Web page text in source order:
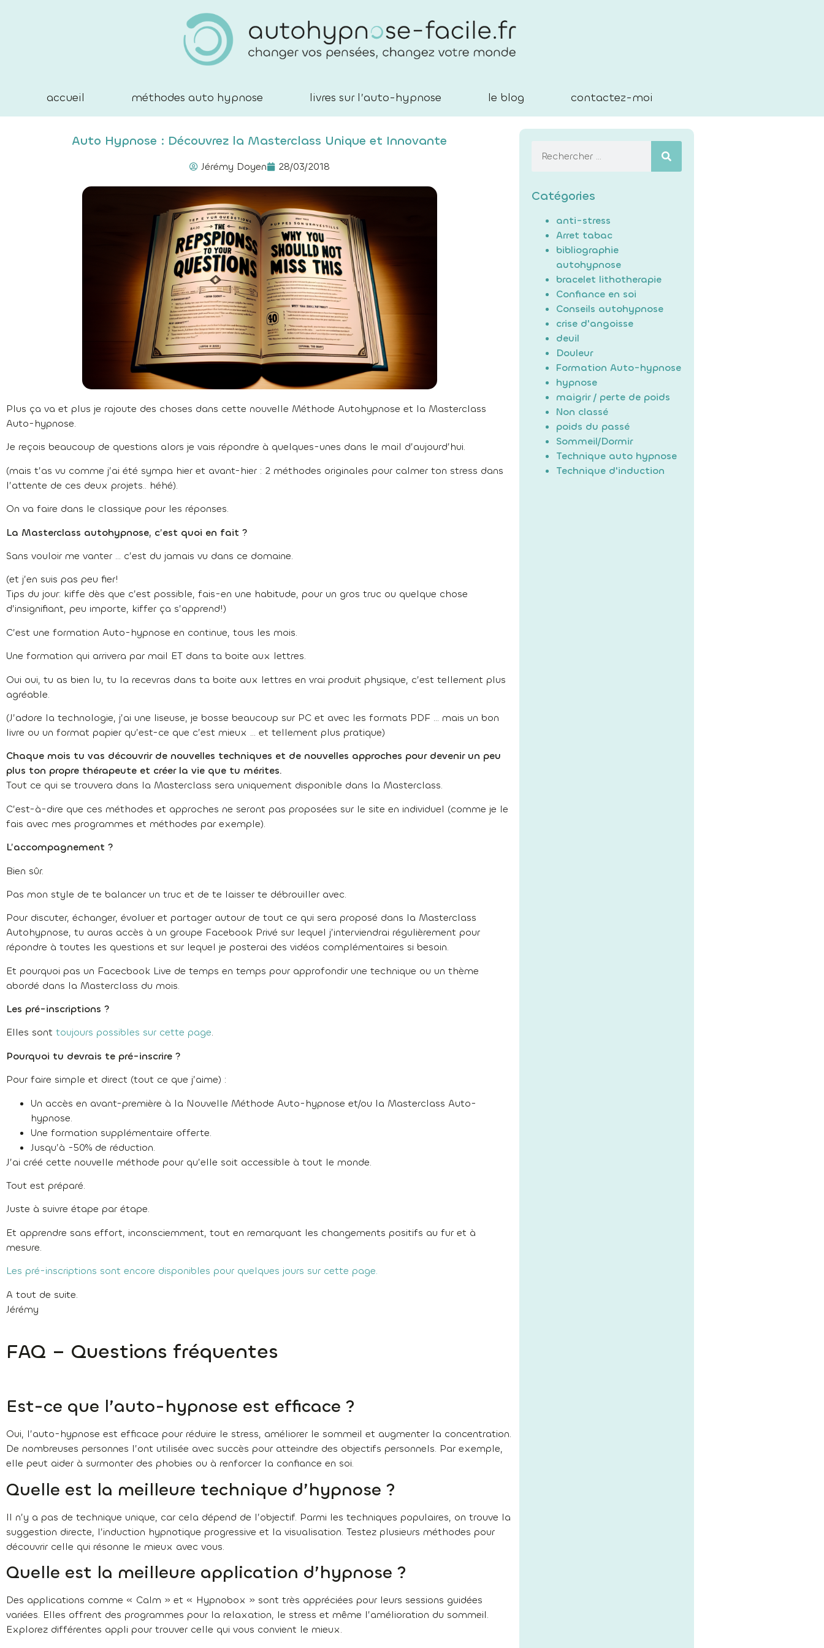
accueil méthodes auto hypnose livres sur l’auto-hypnose le blog contactez-moi
Auto Hypnose : Découvrez la Masterclass Unique et Innovante
Jérémy Doyen 28/03/2018
Plus ça va et plus je rajoute des choses dans cette nouvelle Méthode Autohypnose et la Masterclass
Auto-hypnose.
Je reçois beaucoup de questions alors je vais répondre à quelques-unes dans le mail d’aujourd’hui.
(mais t’as vu comme j’ai été sympa hier et avant-hier : 2 méthodes originales pour calmer ton stress dans
l’attente de ces deux projets.. héhé).
On va faire dans le classique pour les réponses.
La Masterclass autohypnose, c’est quoi en fait ?
Sans vouloir me vanter … c’est du jamais vu dans ce domaine.
(et j’en suis pas peu fier!
Tips du jour: kiffe dès que c’est possible, fais-en une habitude, pour un gros truc ou quelque chose
d’insignifiant, peu importe, kiffer ça s’apprend!)
C’est une formation Auto-hypnose en continue, tous les mois.
Une formation qui arrivera par mail ET dans ta boite aux lettres.
Oui oui, tu as bien lu, tu la recevras dans ta boite aux lettres en vrai produit physique, c’est tellement plus
agréable.
(J’adore la technologie, j’ai une liseuse, je bosse beaucoup sur PC et avec les formats PDF … mais un bon
livre ou un format papier qu’est-ce que c’est mieux … et tellement plus pratique)
Chaque mois tu vas découvrir de nouvelles techniques et de nouvelles approches pour devenir un peu
plus ton propre thérapeute et créer la vie que tu mérites.
Tout ce qui se trouvera dans la Masterclass sera uniquement disponible dans la Masterclass.
C’est-à-dire que ces méthodes et approches ne seront pas proposées sur le site en individuel (comme je le
fais avec mes programmes et méthodes par exemple).
L’accompagnement ?
Bien sûr.
Pas mon style de te balancer un truc et de te laisser te débrouiller avec.
Pour discuter, échanger, évoluer et partager autour de tout ce qui sera proposé dans la Masterclass
Autohypnose, tu auras accès à un groupe Facebook Privé sur lequel j’interviendrai régulièrement pour
répondre à toutes les questions et sur lequel je posterai des vidéos complémentaires si besoin.
Et pourquoi pas un Facecbook Live de temps en temps pour approfondir une technique ou un thème
abordé dans la Masterclass du mois.
Les pré-inscriptions ?
Elles sont toujours possibles sur cette page.
Pourquoi tu devrais te pré-inscrire ?
Pour faire simple et direct (tout ce que j’aime) :
Un accès en avant-première à la Nouvelle Méthode Auto-hypnose et/ou la Masterclass Auto-
hypnose.
Une formation supplémentaire offerte.
Jusqu’à -50% de réduction.
J’ai créé cette nouvelle méthode pour qu’elle soit accessible à tout le monde.
Tout est préparé.
Juste à suivre étape par étape.
Et apprendre sans effort, inconsciemment, tout en remarquant les changements positifs au fur et à
mesure.
Les pré-inscriptions sont encore disponibles pour quelques jours sur cette page.
A tout de suite.
Jérémy
FAQ – Questions fréquentes
Est-ce que l’auto-hypnose est efficace ?
Oui, l’auto-hypnose est efficace pour réduire le stress, améliorer le sommeil et augmenter la concentration.
De nombreuses personnes l’ont utilisée avec succès pour atteindre des objectifs personnels. Par exemple,
elle peut aider à surmonter des phobies ou à renforcer la confiance en soi.
Quelle est la meilleure technique d’hypnose ?
Il n’y a pas de technique unique, car cela dépend de l’objectif. Parmi les techniques populaires, on trouve la
suggestion directe, l’induction hypnotique progressive et la visualisation. Testez plusieurs méthodes pour
découvrir celle qui résonne le mieux avec vous.
Quelle est la meilleure application d’hypnose ?
Des applications comme « Calm » et « Hypnobox » sont très appréciées pour leurs sessions guidées
variées. Elles offrent des programmes pour la relaxation, le stress et même l’amélioration du sommeil.
Explorez différentes appli pour trouver celle qui vous convient le mieux.
Catégories
anti-stress
Arret tabac
bibliographie
autohypnose
bracelet lithotherapie
Confiance en soi
Conseils autohypnose
crise d'angoisse
deuil
Douleur
Formation Auto-hypnose
hypnose
maigrir / perte de poids
Non classé
poids du passé
Sommeil/Dormir
Technique auto hypnose
Technique d'induction